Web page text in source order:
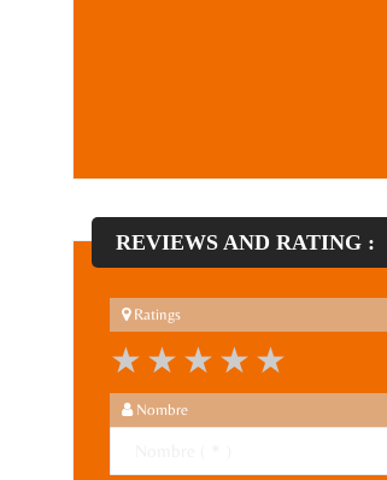
REVIEWS AND RATING :
Ratings
4 stars
3 stars
2 stars
1 star
Nombre